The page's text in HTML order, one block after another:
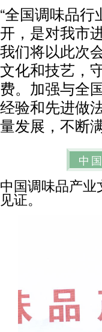
“全国调味品
开，是对我市
我们将以此次
文化和技艺，
费。加强与全
经验和先进做
量发展，不断
中
中国调味品产
见证。